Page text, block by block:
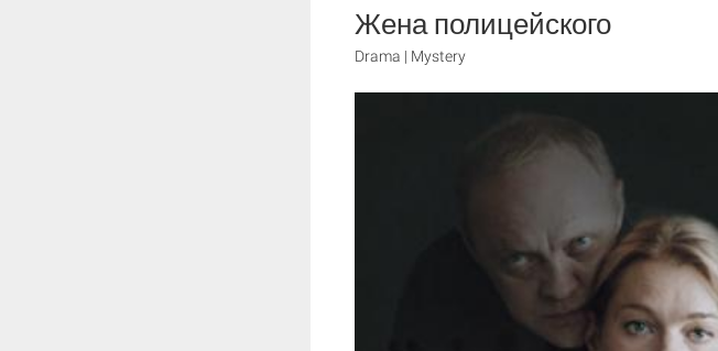
Жена полицейского
Drama | Mystery